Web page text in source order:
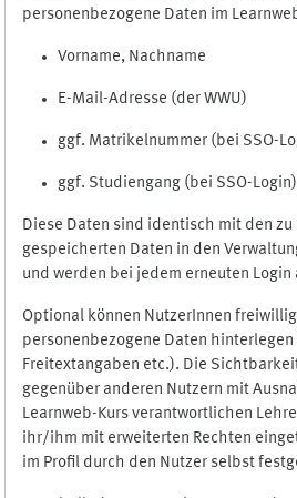
personenbezogene Daten im
Vorname, Nachname
E-Mail-Adresse (der WWU)
ggf. Matrikelnummer (bei SSO-
ggf. Studiengang (bei SSO-Login)
Diese Daten sind identisch mit den zu
gespeicherten Daten in den
und werden bei jedem erneuten
Optional können NutzerInnen
personenbezogene Daten
Freitextangaben etc.). Die
gegenüber anderen Nutzern mit
Learnweb-Kurs verantwortlichen
ihr/ihm mit erweiterten Rechten
im Profil durch den Nutzer selbst